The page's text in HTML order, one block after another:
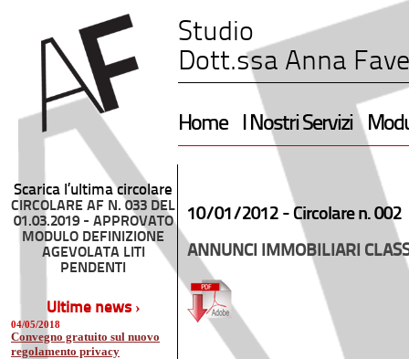
Studio
Dott.ssa Anna
Home I Nostri Servizi
Scarica l’ultima circolare
CIRCOLARE AF N. 033 DEL
01.03.2019 - APPROVATO
MODULO DEFINIZIONE
AGEVOLATA LITI
PENDENTI
Ultime news ›
04/05/2018
Convegno gratuito sul nuovo
regolamento privacy
10/01/2012 - Circolare n. 002
ANNUNCI IMMOBILIARI